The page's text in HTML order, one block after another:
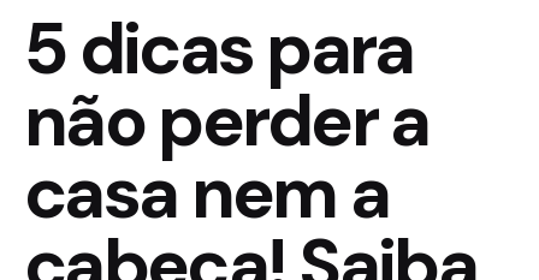
5 dicas para
não perder a
casa nem a